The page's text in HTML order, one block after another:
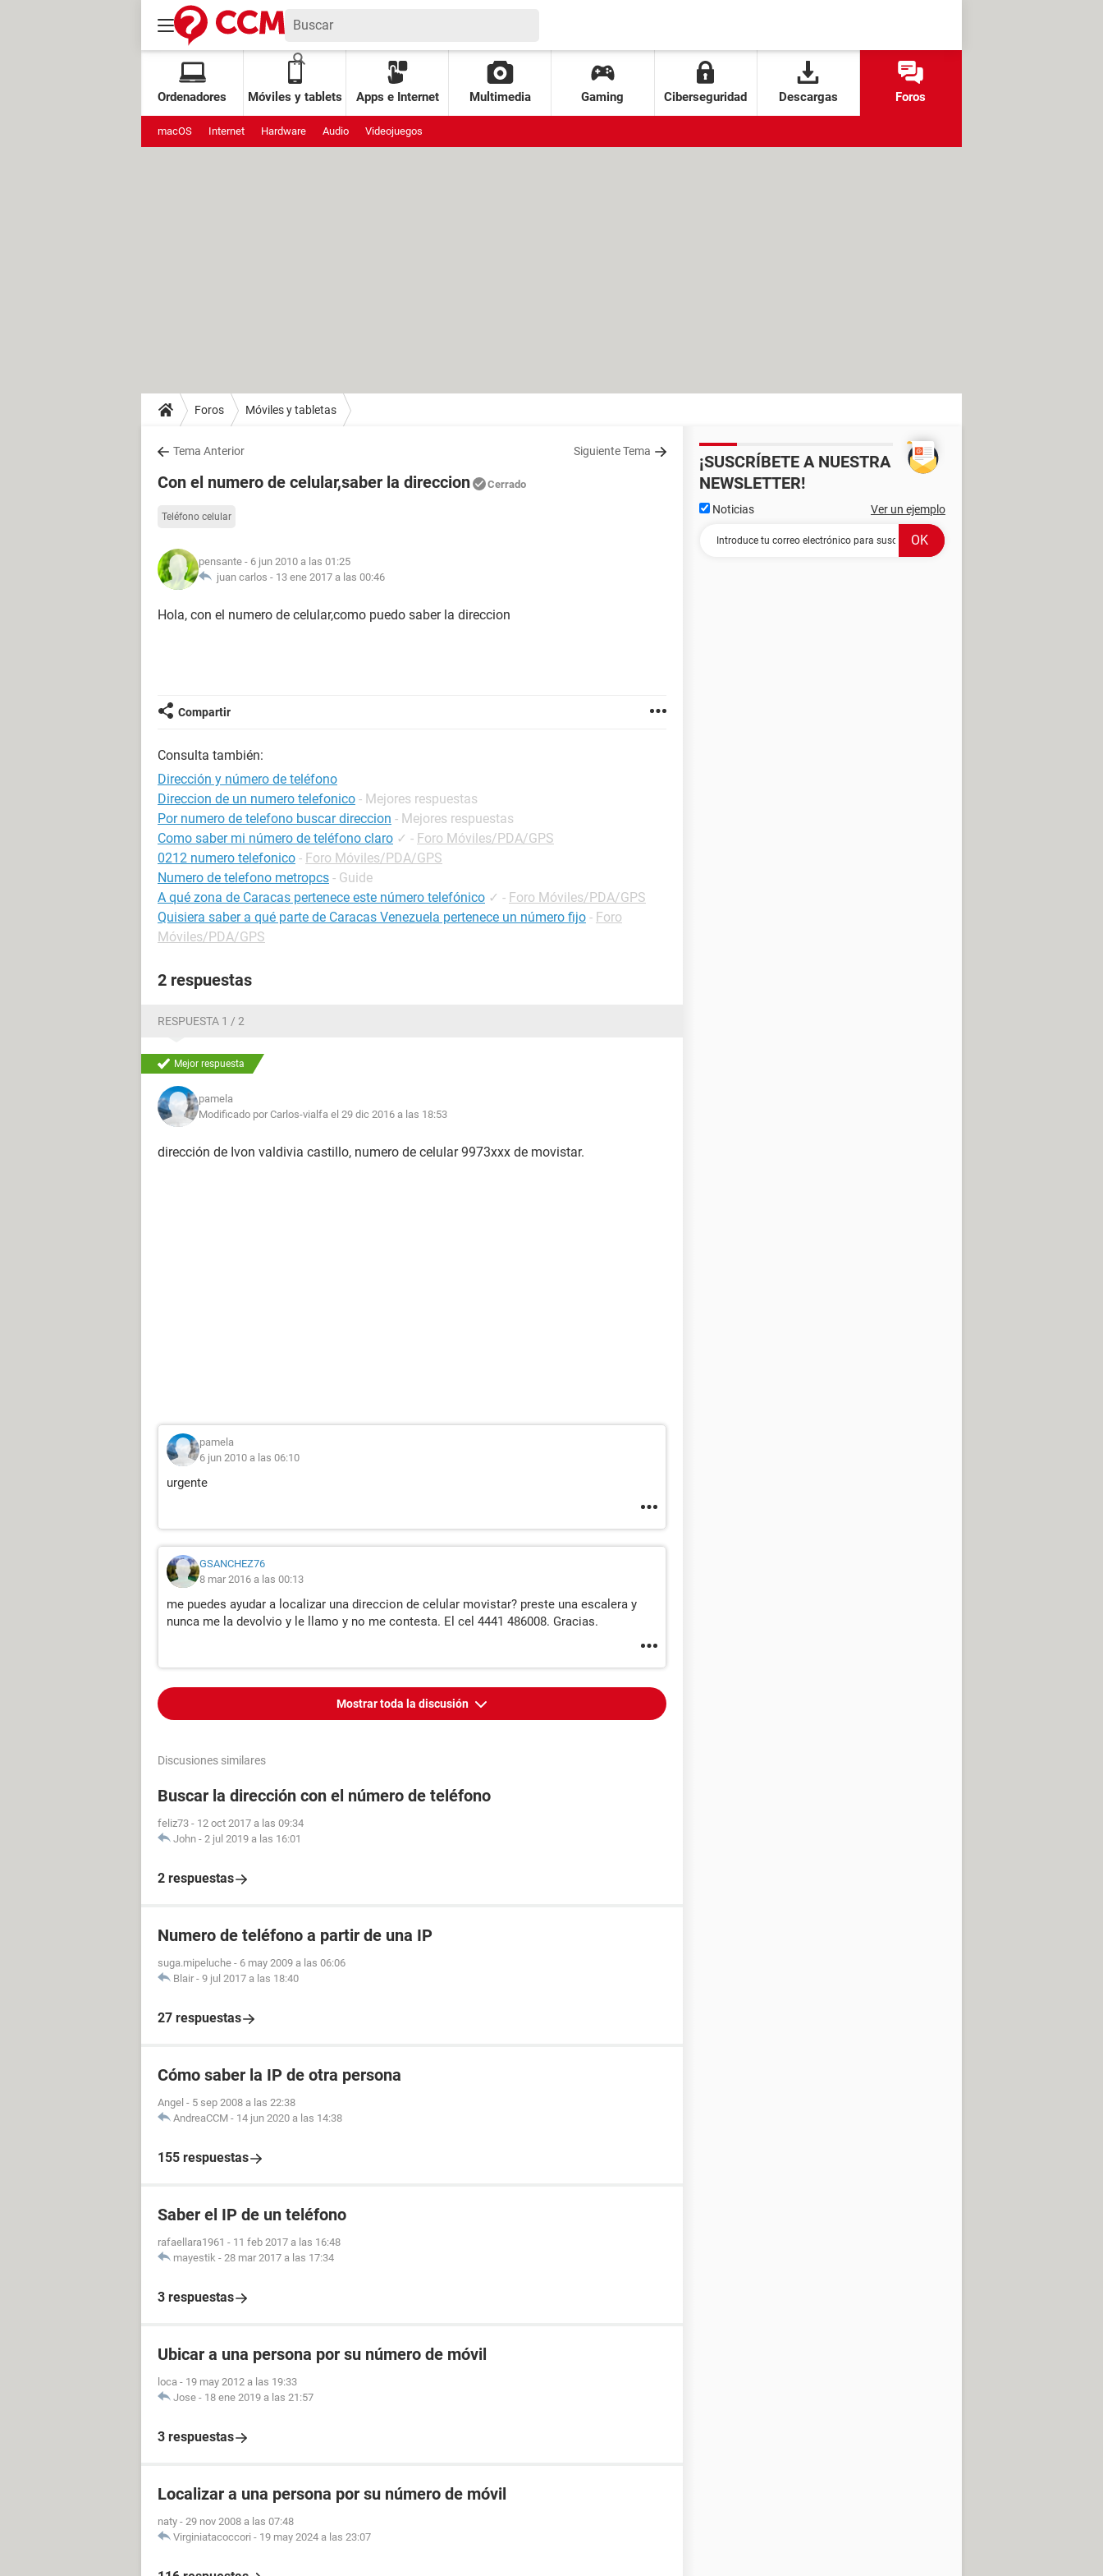
Ordenadores Móviles y tablets Apps e Internet Multimedia Gaming Ciberseguridad Descargas Foros
macOS Internet Hardware Audio Videojuegos
Foros Móviles y tabletas
Tema Anterior Siguiente Tema
Con el numero de celular,saber la direccion Cerrado
Teléfono celular
pensante - 6 jun 2010 a las 01:25
juan carlos - 13 ene 2017 a las 00:46
Hola, con el numero de celular,como puedo saber la direccion
Compartir
Consulta también:
Dirección y número de teléfono
Direccion de un numero telefonico - Mejores respuestas
Por numero de telefono buscar direccion - Mejores respuestas
Como saber mi número de teléfono claro ✓ - Foro Móviles/PDA/GPS
0212 numero telefonico - Foro Móviles/PDA/GPS
Numero de telefono metropcs - Guide
A qué zona de Caracas pertenece este número telefónico ✓ - Foro Móviles/PDA/GPS
Quisiera saber a qué parte de Caracas Venezuela pertenece un número fijo - Foro
Móviles/PDA/GPS
2 respuestas
RESPUESTA 1 / 2
Mejor respuesta
pamela
Modificado por Carlos-vialfa el 29 dic 2016 a las 18:53
dirección de Ivon valdivia castillo, numero de celular 9973xxx de movistar.
pamela
6 jun 2010 a las 06:10
urgente
GSANCHEZ76
8 mar 2016 a las 00:13
me puedes ayudar a localizar una direccion de celular movistar? preste una escalera y
nunca me la devolvio y le llamo y no me contesta. El cel 4441 486008. Gracias.
Mostrar toda la discusión
Discusiones similares
Buscar la dirección con el número de teléfono
feliz73 - 12 oct 2017 a las 09:34
John - 2 jul 2019 a las 16:01
2 respuestas
Numero de teléfono a partir de una IP
suga.mipeluche - 6 may 2009 a las 06:06
Blair - 9 jul 2017 a las 18:40
27 respuestas
Cómo saber la IP de otra persona
Angel - 5 sep 2008 a las 22:38
AndreaCCM - 14 jun 2020 a las 14:38
155 respuestas
Saber el IP de un teléfono
rafaellara1961 - 11 feb 2017 a las 16:48
mayestik - 28 mar 2017 a las 17:34
3 respuestas
Ubicar a una persona por su número de móvil
loca - 19 may 2012 a las 19:33
Jose - 18 ene 2019 a las 21:57
3 respuestas
Localizar a una persona por su número de móvil
naty - 29 nov 2008 a las 07:48
Virginiatacoccori - 19 may 2024 a las 23:07
¡SUSCRÍBETE A NUESTRA
NEWSLETTER!
Noticias Ver un ejemplo